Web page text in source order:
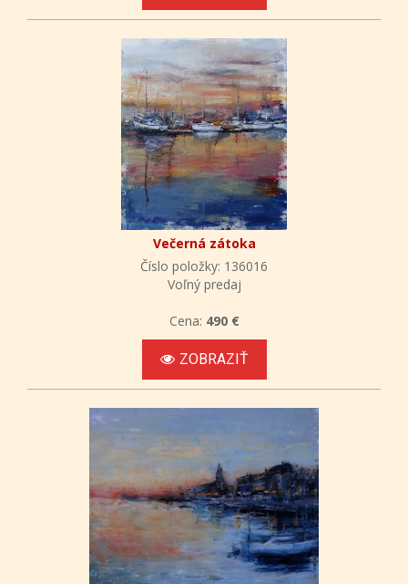
Večerná zátoka
Číslo položky: 136016
Voľný predaj
Cena: 490 €
ZOBRAZIŤ